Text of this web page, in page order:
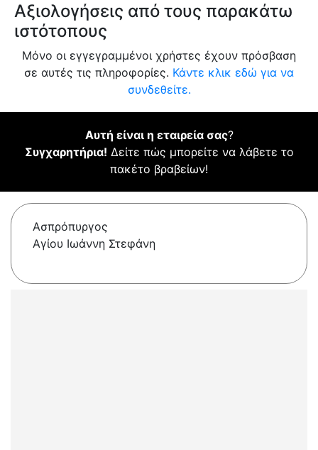
Αξιολογήσεις από τους παρακάτω
ιστότοπους
Μόνο οι εγγεγραμμένοι χρήστες έχουν πρόσβαση
σε αυτές τις πληροφορίες. Κάντε κλικ εδώ για να
συνδεθείτε.
Αυτή είναι η εταιρεία σας?
Συγχαρητήρια! Δείτε πώς μπορείτε να λάβετε το
πακέτο βραβείων!
Ασπρόπυργος
Αγίου Ιωάννη Στεφάνη